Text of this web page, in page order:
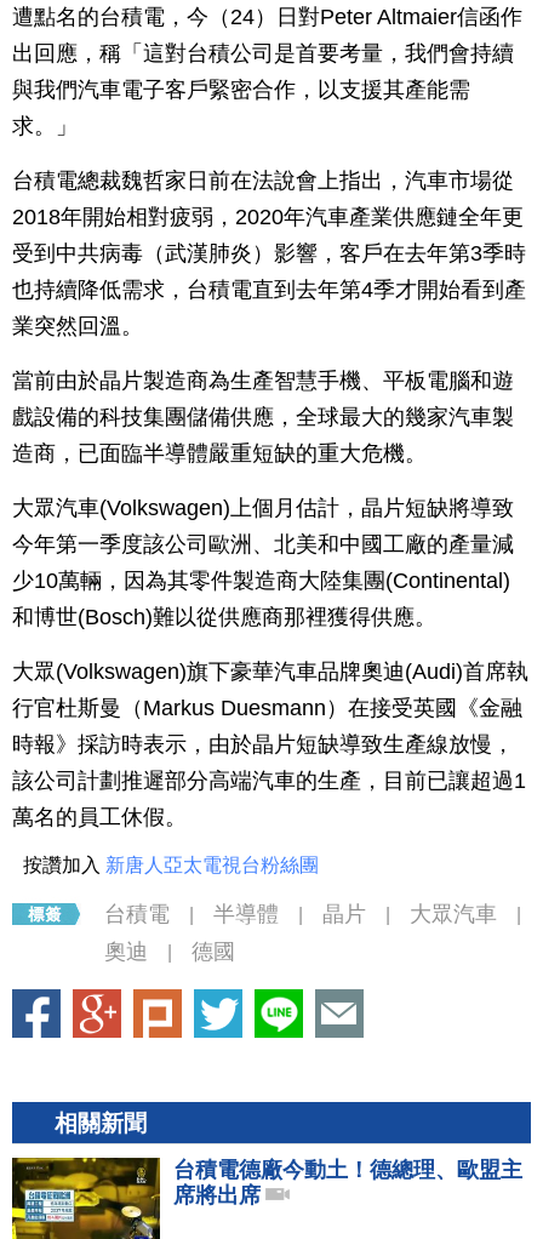
遭點名的台積電，今（24）日對Peter Altmaier信函作
出回應，稱「這對台積公司是首要考量，我們會持續
與我們汽車電子客戶緊密合作，以支援其產能需
求。」
台積電總裁魏哲家日前在法說會上指出，汽車市場從
2018年開始相對疲弱，2020年汽車產業供應鏈全年更
受到中共病毒（武漢肺炎）影響，客戶在去年第3季時
也持續降低需求，台積電直到去年第4季才開始看到產
業突然回溫。
當前由於晶片製造商為生產智慧手機、平板電腦和遊
戲設備的科技集團儲備供應，全球最大的幾家汽車製
造商，已面臨半導體嚴重短缺的重大危機。
大眾汽車(Volkswagen)上個月估計，晶片短缺將導致
今年第一季度該公司歐洲、北美和中國工廠的產量減
少10萬輛，因為其零件製造商大陸集團(Continental)
和博世(Bosch)難以從供應商那裡獲得供應。
大眾(Volkswagen)旗下豪華汽車品牌奧迪(Audi)首席執
行官杜斯曼（Markus Duesmann）在接受英國《金融
時報》採訪時表示，由於晶片短缺導致生產線放慢，
該公司計劃推遲部分高端汽車的生產，目前已讓超過1
萬名的員工休假。
按讚加入 新唐人亞太電視台粉絲團
台積電 半導體 晶片 大眾汽車
奧迪 德國
相關新聞
台積電德廠今動土！德總理、歐盟主
席將出席